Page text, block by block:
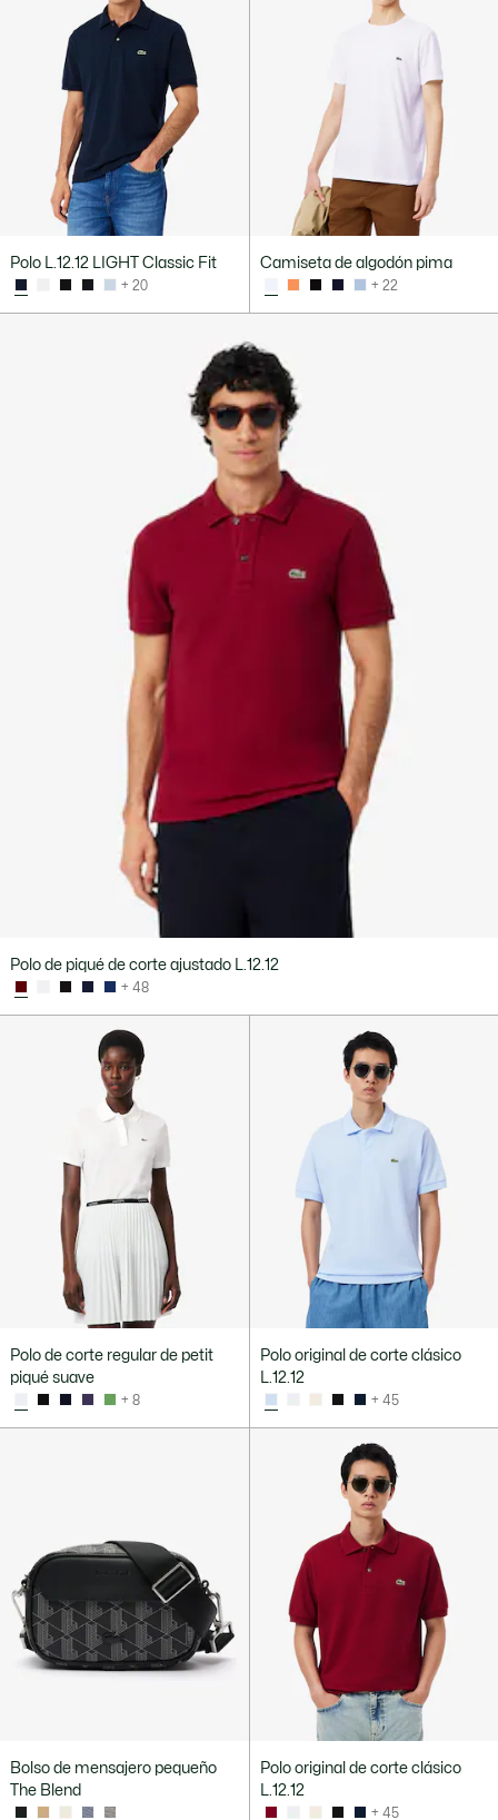
Polo L.12.12 LIGHT Classic Fit
+ 20
Camiseta de algodón pima
+ 22
Polo de piqué de corte ajustado L.12.12
+ 48
Polo de corte regular de petit
piqué suave
+ 8
Polo original de corte clásico
L.12.12
+ 45
Bolso de mensajero pequeño
The Blend
Polo original de corte clásico
L.12.12
+ 45